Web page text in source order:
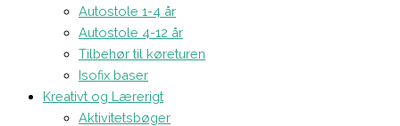
Autostole 1-4 år
Autostole 4-12 år
Tilbehør til køreturen
Isofix baser
Kreativt og Lærerigt
Aktivitetsbøger